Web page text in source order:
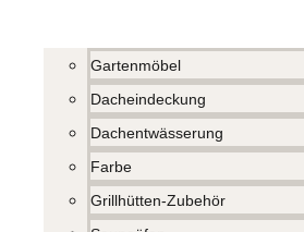
Gartenmöbel
Dacheindeckung
Dachentwässerung
Farbe
Grillhütten-Zubehör